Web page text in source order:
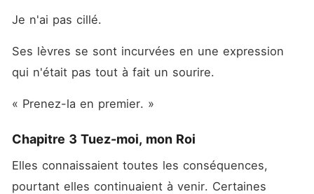
Je n'ai pas cillé.
Ses lèvres se sont incurvées en une expression
qui n'était pas tout à fait un sourire.
« Prenez-la en premier. »
Chapitre 3 Tuez-moi, mon Roi
Elles connaissaient toutes les conséquences,
pourtant elles continuaient à venir. Certaines